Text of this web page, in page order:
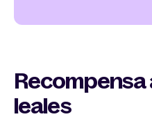
Recompensa
leales